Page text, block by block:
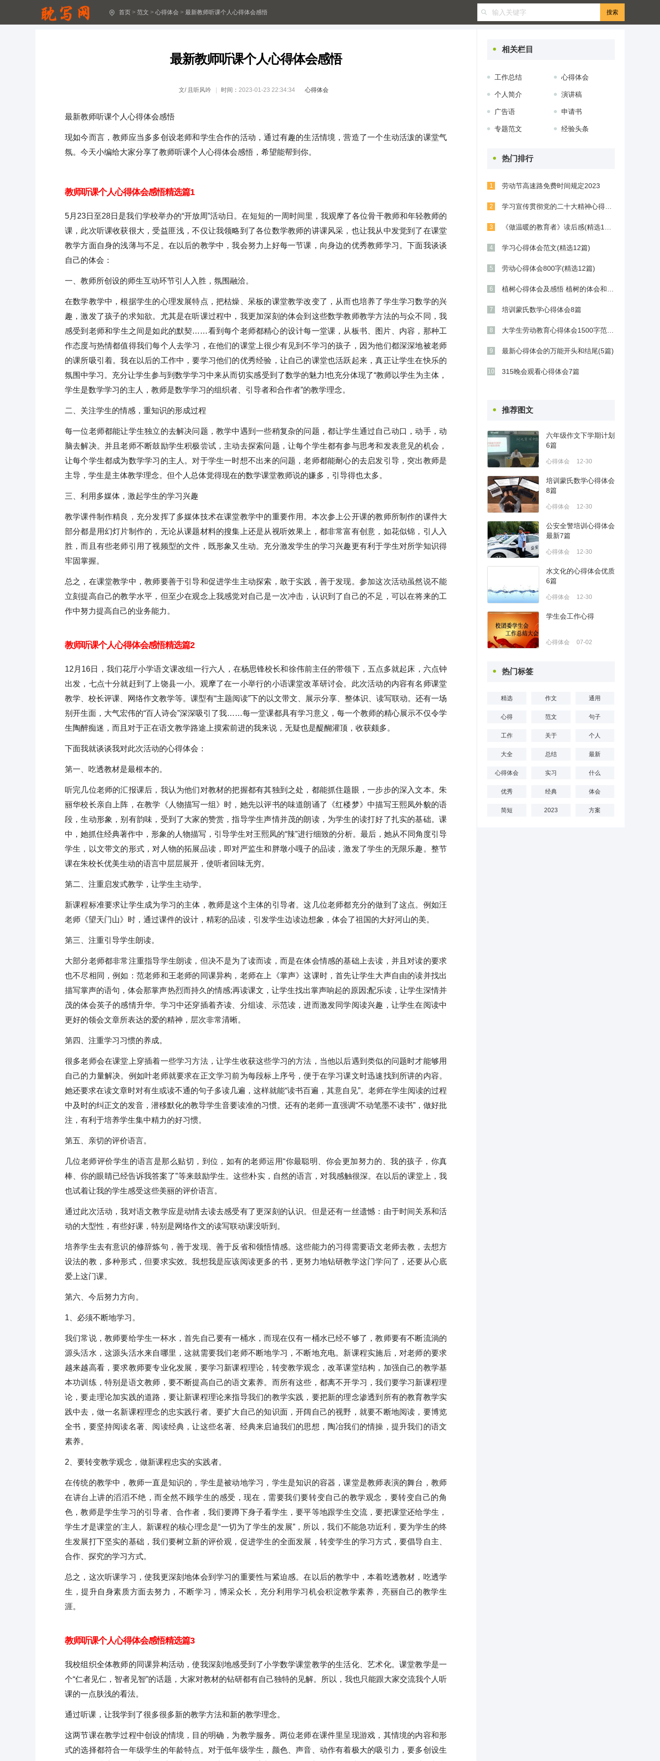
首页 > 范文 > 心得体会 > 最新教师听课个人心得体会感悟
最新教师听课个人心得体会感悟
文/ 且听风吟 时间： 2023-01-23 22:34:34 心得体会
最新教师听课个人心得体会感悟
现如今而言，教师应当多多创设老师和学生合作的活动，通过有趣的生活情境，营造了一个生动活泼的课堂气
氛。今天小编给大家分享了教师听课个人心得体会感悟，希望能帮到你。
教师听课个人心得体会感悟精选篇1
5月23日至28日是我们学校举办的“开放周”活动日。在短短的一周时间里，我观摩了各位骨干教师和年轻教师的
课，此次听课收获很大，受益匪浅，不仅让我领略到了各位数学教师的讲课风采，也让我从中发觉到了在课堂
教学方面自身的浅薄与不足。在以后的教学中，我会努力上好每一节课，向身边的优秀教师学习。下面我谈谈
自己的体会：
一、教师所创设的师生互动环节引人入胜，氛围融洽。
在数学教学中，根据学生的心理发展特点，把枯燥、呆板的课堂教学改变了，从而也培养了学生学习数学的兴
趣，激发了孩子的求知欲。尤其是在听课过程中，我更加深刻的体会到这些数学教师教学方法的与众不同，我
感受到老师和学生之间是如此的默契……看到每个老师都精心的设计每一堂课，从板书、图片、内容，那种工
作态度与热情都值得我们每个人去学习，在他们的课堂上很少有见到不学习的孩子，因为他们都深深地被老师
的课所吸引着。我在以后的工作中，要学习他们的优秀经验，让自己的课堂也活跃起来，真正让学生在快乐的
氛围中学习。充分让学生参与到数学学习中来从而切实感受到了数学的魅力!也充分体现了“教师以学生为主体，
学生是数学学习的主人，教师是数学学习的组织者、引导者和合作者”的教学理念。
二、关注学生的情感，重知识的形成过程
每一位老师都能让学生独立的去解决问题，教学中遇到一些稍复杂的问题，都让学生通过自己动口，动手，动
脑去解决。并且老师不断鼓励学生积极尝试，主动去探索问题，让每个学生都有参与思考和发表意见的机会，
让每个学生都成为数学学习的主人。对于学生一时想不出来的问题，老师都能耐心的去启发引导，突出教师是
主导，学生是主体教学理念。但个人总体觉得现在的数学课堂教师说的嫌多，引导得也太多。
三、利用多媒体，激起学生的学习兴趣
教学课件制作精良，充分发挥了多媒体技术在课堂教学中的重要作用。本次参上公开课的教师所制作的课件大
部分都是用幻灯片制作的，无论从课题材料的搜集上还是从视听效果上，都非常富有创意，如花似锦，引人入
胜，而且有些老师引用了视频型的文件，既形象又生动。充分激发学生的学习兴趣更有利于学生对所学知识得
牢固掌握。
总之，在课堂教学中，教师要善于引导和促进学生主动探索，敢于实践，善于发现。参加这次活动虽然说不能
立刻提高自己的教学水平，但至少在观念上我感觉对自己是一次冲击，认识到了自己的不足，可以在将来的工
作中努力提高自己的业务能力。
教师听课个人心得体会感悟精选篇2
12月16日，我们花厅小学语文课改组一行六人，在杨思锋校长和徐伟前主任的带领下，五点多就起床，六点钟
出发，七点十分就赶到了上饶县一小。观摩了在一小举行的小语课堂改革研讨会。此次活动的内容有名师课堂
教学、校长评课、网络作文教学等。课型有“主题阅读”下的以文带文、展示分享、整体识、读写联动。还有一场
别开生面，大气宏伟的“百人诗会”深深吸引了我……每一堂课都具有学习意义，每一个教师的精心展示不仅令学
生陶醉痴迷，而且对于正在语文教学路途上摸索前进的我来说，无疑也是醍醐灌顶，收获颇多。
下面我就谈谈我对此次活动的心得体会：
第一、吃透教材是最根本的。
听完几位老师的汇报课后，我认为他们对教材的把握都有其独到之处，都能抓住题眼，一步步的深入文本。朱
丽华校长亲自上阵，在教学《人物描写一组》时，她先以评书的味道朗诵了《红楼梦》中描写王熙凤外貌的语
段，生动形象，别有韵味，受到了大家的赞赏，指导学生声情并茂的朗读，为学生的读打好了扎实的基础。课
中，她抓住经典著作中，形象的人物描写，引导学生对王熙凤的“辣”进行细致的分析。最后，她从不同角度引导
学生，以文带文的形式，对人物的拓展品读，即对严监生和胖墩小嘎子的品读，激发了学生的无限乐趣。整节
课在朱校长优美生动的语言中层层展开，使听者回味无穷。
第二、注重启发式教学，让学生主动学。
新课程标准要求让学生成为学习的主体，教师是这个主体的引导者。这几位老师都充分的做到了这点。例如汪
老师《望天门山》时，通过课件的设计，精彩的品读，引发学生边读边想象，体会了祖国的大好河山的美。
第三、注重引导学生朗读。
大部分老师都非常注重指导学生朗读，但决不是为了读而读，而是在体会情感的基础上去读，并且对读的要求
也不尽相同，例如：范老师和王老师的同课异构，老师在上《掌声》这课时，首先让学生大声自由的读并找出
描写掌声的语句，体会那掌声热烈而持久的情感;再读课文，让学生找出掌声响起的原因;配乐读，让学生深情并
茂的体会英子的感情升华。学习中还穿插着齐读、分组读、示范读，进而激发同学阅读兴趣，让学生在阅读中
更好的领会文章所表达的爱的精神，层次非常清晰。
第四、注重学习习惯的养成。
很多老师会在课堂上穿插着一些学习方法，让学生收获这些学习的方法，当他以后遇到类似的问题时才能够用
自己的力量解决。例如叶老师就要求在正文学习前为每段标上序号，便于在学习课文时迅速找到所讲的内容。
她还要求在读文章时对有生或读不通的句子多读几遍，这样就能“读书百遍，其意自见”。老师在学生阅读的过程
中及时的纠正文的发音，潜移默化的教导学生音要读准的习惯。还有的老师一直强调“不动笔墨不读书”，做好批
注，有利于培养学生集中精力的好习惯。
第五、亲切的评价语言。
几位老师评价学生的语言是那么贴切，到位，如有的老师运用“你最聪明、你会更加努力的、我的孩子，你真
棒、你的眼睛已经告诉我答案了”等来鼓励学生。这些朴实，自然的语言，对我感触很深。在以后的课堂上，我
也试着让我的学生感受这些美丽的评价语言。
通过此次活动，我对语文教学应是动情去读去感受有了更深刻的认识。但是还有一丝遗憾：由于时间关系和活
动的大型性，有些好课，特别是网络作文的读写联动课没听到。
培养学生去有意识的修辞炼句，善于发现、善于反省和领悟情感。这些能力的习得需要语文老师去教，去想方
设法的教，多种形式，但要求实效。我想我是应该阅读更多的书，更努力地钻研教学这门学问了，还要从心底
爱上这门课。
第六、今后努力方向。
1、必须不断地学习。
我们常说，教师要给学生一杯水，首先自己要有一桶水，而现在仅有一桶水已经不够了，教师要有不断流淌的
源头活水，这源头活水来自哪里，这就需要我们老师不断地学习，不断地充电。新课程实施后，对老师的要求
越来越高看，要求教师要专业化发展，要学习新课程理论，转变教学观念，改革课堂结构，加强自己的教学基
本功训练，特别是语文教师，要不断提高自己的语文素养。而所有这些，都离不开学习，我们要学习新课程理
论，要走理论加实践的道路，要让新课程理论来指导我们的教学实践，要把新的理念渗透到所有的教育教学实
践中去，做一名新课程理念的忠实践行者。要扩大自己的知识面，开阔自己的视野，就要不断地阅读，要博览
全书，要坚持阅读名著、阅读经典，让这些名著、经典来启迪我们的思想，陶冶我们的情操，提升我们的语文
素养。
2、要转变教学观念，做新课程忠实的实践者。
在传统的教学中，教师一直是知识的，学生是被动地学习，学生是知识的容器，课堂是教师表演的舞台，教师
在讲台上讲的滔滔不绝，而全然不顾学生的感受，现在，需要我们要转变自己的教学观念，要转变自己的角
色，教师是学生学习的引导者、合作者，我们要蹲下身子看学生，要平等地跟学生交流，要把课堂还给学生，
学生才是课堂的'主人。新课程的核心理念是“一切为了学生的发展”，所以，我们不能急功近利，要为学生的终
生发展打下坚实的基础，我们要树立新的评价观，促进学生的全面发展，转变学生的学习方式，要倡导自主、
合作、探究的学习方式。
总之，这次听课学习，使我更深刻地体会到学习的重要性与紧迫感。在以后的教学中，本着吃透教材，吃透学
生，提升自身素质方面去努力，不断学习，博采众长，充分利用学习机会积淀教学素养，亮丽自己的教学生
涯。
教师听课个人心得体会感悟精选篇3
我校组织全体教师的同课异构活动，使我深刻地感受到了小学数学课堂教学的生活化、艺术化。课堂教学是一
个“仁者见仁，智者见智”的话题，大家对教材的钻研都有自己独特的见解。所以，我也只能跟大家交流我个人听
课的一点肤浅的看法。
通过听课，让我学到了很多很多新的教学方法和新的教学理念。
这两节课在教学过程中创设的情境，目的明确，为教学服务。两位老师在课件里呈现游戏，其情境的内容和形
式的选择都符合一年级学生的年龄特点。对于低年级学生，颜色、声音、动作有着极大的吸引力，要多创设生
十八岁成人礼心得体会(精选30篇)
安全生产阶段感想体会12篇最新
2024全国安全生产月心得体会(精选15篇)
安全生产心得体会16篇
相关栏目
工作总结 心得体会
个人简介 演讲稿
广告语 申请书
专题范文 经验头条
热门排行
1 劳动节高速路免费时间规定2023
2
3
4 学习心得体会范文(精选12篇)
5 劳动心得体会800字(精选12篇)
6
7 培训蒙氏数学心得体会8篇
8
9 最新心得体会的万能开头和结尾(5篇)
10 315晚会观看心得体会7篇
推荐图文
六年级作文下学期计划
6篇
心得体会 12-30
培训蒙氏数学心得体会
8篇
心得体会 12-30
公安全警培训心得体会
最新7篇
心得体会 12-30
水文化的心得体会优质
6篇
心得体会 12-30
学生会工作心得
心得体会 07-02
热门标签
精选 作文 通用
心得 范文 句子
工作 关于 个人
大全 总结 最新
心得体会 实习 什么
优秀 经典 体会
简短 2023 方案